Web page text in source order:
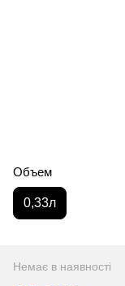
Объем
0,33л
Немає в наявності